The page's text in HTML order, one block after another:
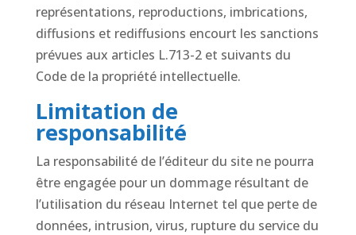
représentations, reproductions, imbrications,
diffusions et rediffusions encourt les sanctions
prévues aux articles L.713-2 et suivants du
Code de la propriété intellectuelle.
Limitation de
responsabilité
La responsabilité de l’éditeur du site ne pourra
être engagée pour un dommage résultant de
l’utilisation du réseau Internet tel que perte de
données, intrusion, virus, rupture du service du